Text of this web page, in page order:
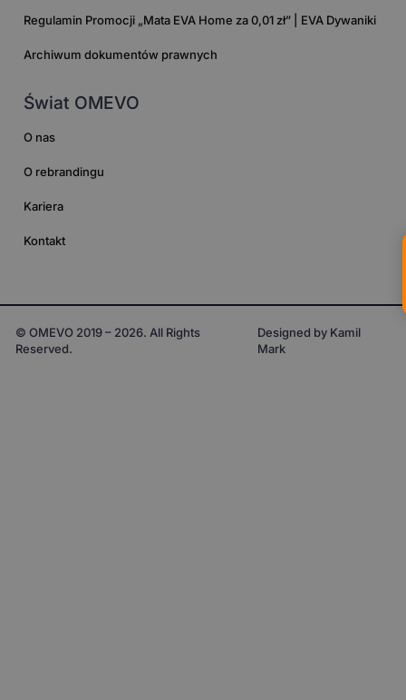
Regulamin Promocji „Mata EVA Home za 0,01 zł” | EVA Dywaniki
Archiwum dokumentów prawnych
Świat OMEVO
O nas
O rebrandingu
Kariera
Kontakt
© OMEVO 2019 – 2026. All Rights
Reserved.
Designed by Kamil
Mark